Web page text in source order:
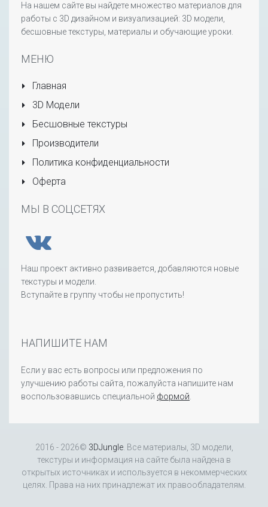
На нашем сайте вы найдете множество материалов для
работы с 3D дизайном и визуализацией: 3D модели,
бесшовные текстуры, материалы и обучающие уроки.
МЕНЮ
Главная
3D Модели
Бесшовные текстуры
Производители
Политика конфиденциальности
Оферта
МЫ В СОЦСЕТЯХ
Наш проект активно развивается, добавляются новые
текстуры и модели.
Вступайте в группу чтобы не пропустить!
НАПИШИТЕ НАМ
Если у вас есть вопросы или предложения по
улучшению работы сайта, пожалуйста напишите нам
воспользовавшись специальной формой
2016 - 2026© 3DJungle. Все материалы, 3D модели,
текстуры и информация на сайте была найдена в
открытых источниках и используется в некоммерческих
целях. Права на них принадлежат их правообладателям.